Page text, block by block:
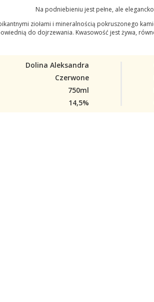
Na podniebieniu jest pełne, ale
ziołami i mineralnością pokruszonego
do dojrzewania. Kwasowość jest żywa,
Dolina Aleksandra
Czerwone
750ml
14,5%